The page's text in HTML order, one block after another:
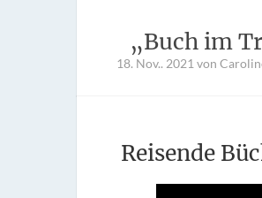
„Buch im
18. Nov.. 2021 von
Reisende